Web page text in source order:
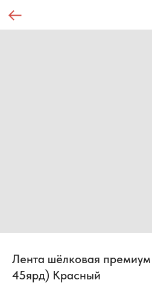
Лента шёлковая премиум
45ярд) Красный